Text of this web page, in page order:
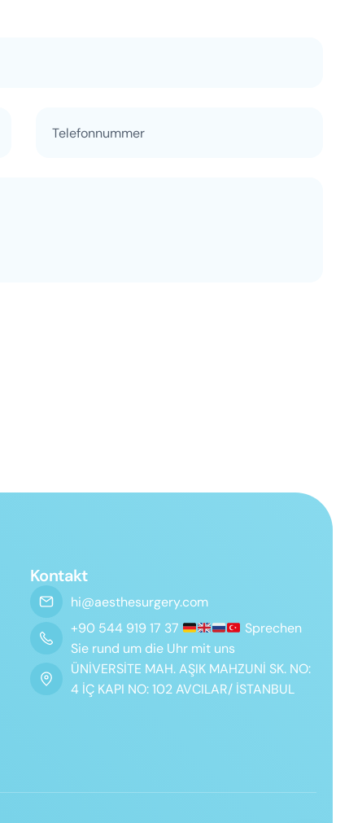
Kontakt
hi@aesthesurgery.com
+90 544 919 17 37
Sprechen
Sie rund um die Uhr mit uns
ÜNİVERSİTE MAH. AŞIK MAHZUNİ SK. NO:
4 İÇ KAPI NO: 102 AVCILAR/ İSTANBUL